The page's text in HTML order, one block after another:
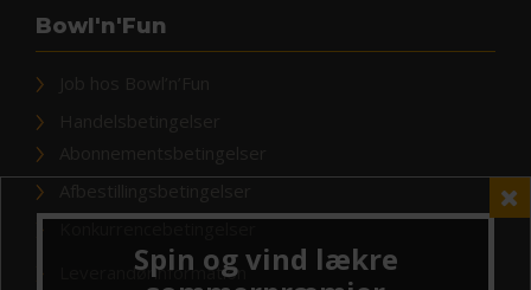
Bowl'n'Fun
Leverandørinformation